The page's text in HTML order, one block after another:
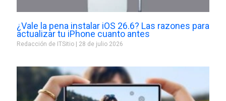
¿Vale la pena instalar iOS 26.6? Las razones para
actualizar tu iPhone cuanto antes
Redacción de ITSitio 28 de julio 2026